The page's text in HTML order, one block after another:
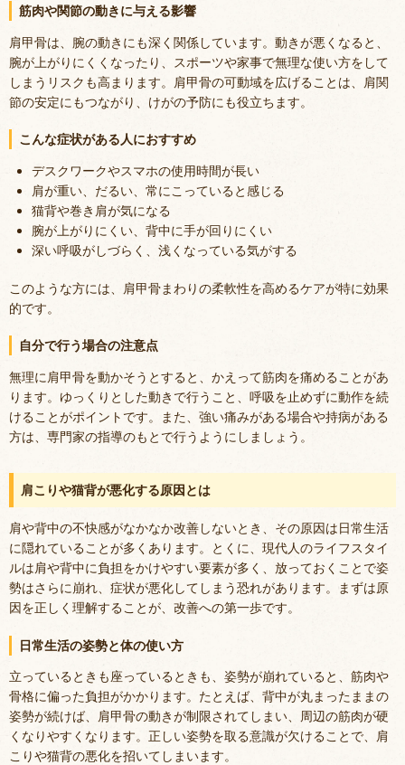
筋肉や関節の動きに与える影響
肩甲骨は、腕の動きにも深く関係しています。動きが悪くなると、
腕が上がりにくくなったり、スポーツや家事で無理な使い方をして
しまうリスクも高まります。肩甲骨の可動域を広げることは、肩関
節の安定にもつながり、けがの予防にも役立ちます。
こんな症状がある人におすすめ
デスクワークやスマホの使用時間が長い
肩が重い、だるい、常にこっていると感じる
猫背や巻き肩が気になる
腕が上がりにくい、背中に手が回りにくい
深い呼吸がしづらく、浅くなっている気がする
このような方には、肩甲骨まわりの柔軟性を高めるケアが特に効果
的です。
自分で行う場合の注意点
無理に肩甲骨を動かそうとすると、かえって筋肉を痛めることがあ
ります。ゆっくりとした動きで行うこと、呼吸を止めずに動作を続
けることがポイントです。また、強い痛みがある場合や持病がある
方は、専門家の指導のもとで行うようにしましょう。
肩こりや猫背が悪化する原因とは
肩や背中の不快感がなかなか改善しないとき、その原因は日常生活
に隠れていることが多くあります。とくに、現代人のライフスタイ
ルは肩や背中に負担をかけやすい要素が多く、放っておくことで姿
勢はさらに崩れ、症状が悪化してしまう恐れがあります。まずは原
因を正しく理解することが、改善への第一歩です。
日常生活の姿勢と体の使い方
立っているときも座っているときも、姿勢が崩れていると、筋肉や
骨格に偏った負担がかかります。たとえば、背中が丸まったままの
姿勢が続けば、肩甲骨の動きが制限されてしまい、周辺の筋肉が硬
くなりやすくなります。正しい姿勢を取る意識が欠けることで、肩
こりや猫背の悪化を招いてしまいます。